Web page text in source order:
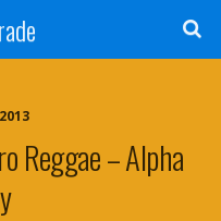
Reggae – Alpha